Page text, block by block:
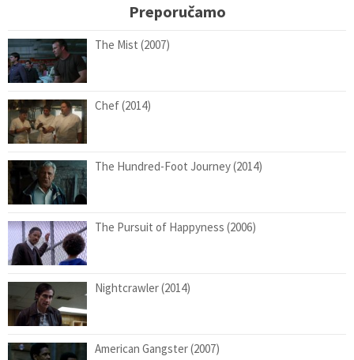
Preporučamo
The Mist (2007)
Chef (2014)
The Hundred-Foot Journey (2014)
The Pursuit of Happyness (2006)
Nightcrawler (2014)
American Gangster (2007)